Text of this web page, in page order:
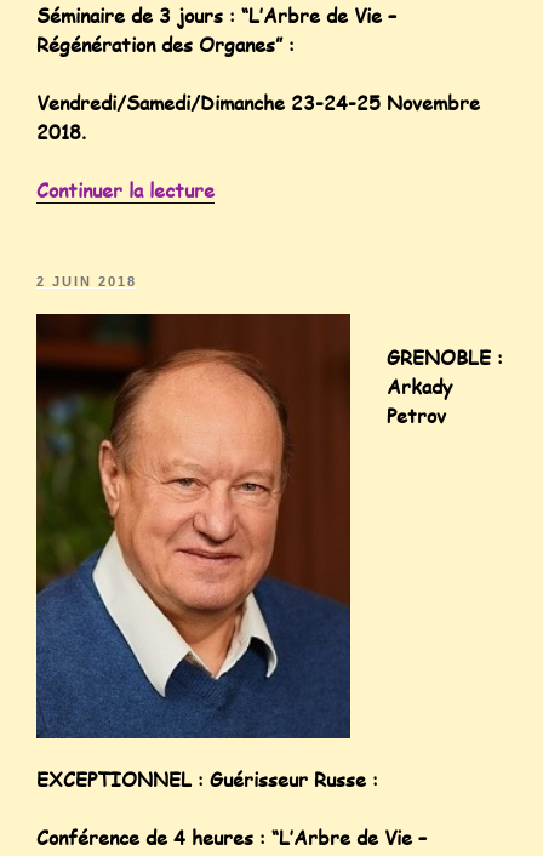
Séminaire de 3 jours : “L’Arbre de Vie –
Régénération des Organes” :
Vendredi/Samedi/Dimanche 23-24-25 Novembre
2018.
Continuer la lecture
2 JUIN 2018
GRENOBLE :
Arkady
Petrov
EXCEPTIONNEL : Guérisseur Russe :
Conférence de 4 heures : “L’Arbre de Vie –